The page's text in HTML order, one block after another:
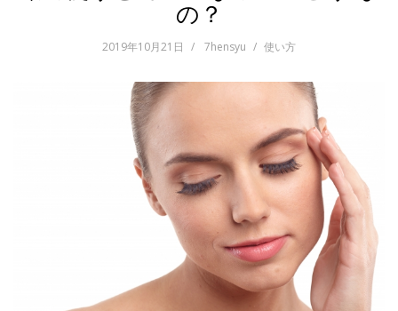
の？
2019年10月21日 7hensyu 使い方